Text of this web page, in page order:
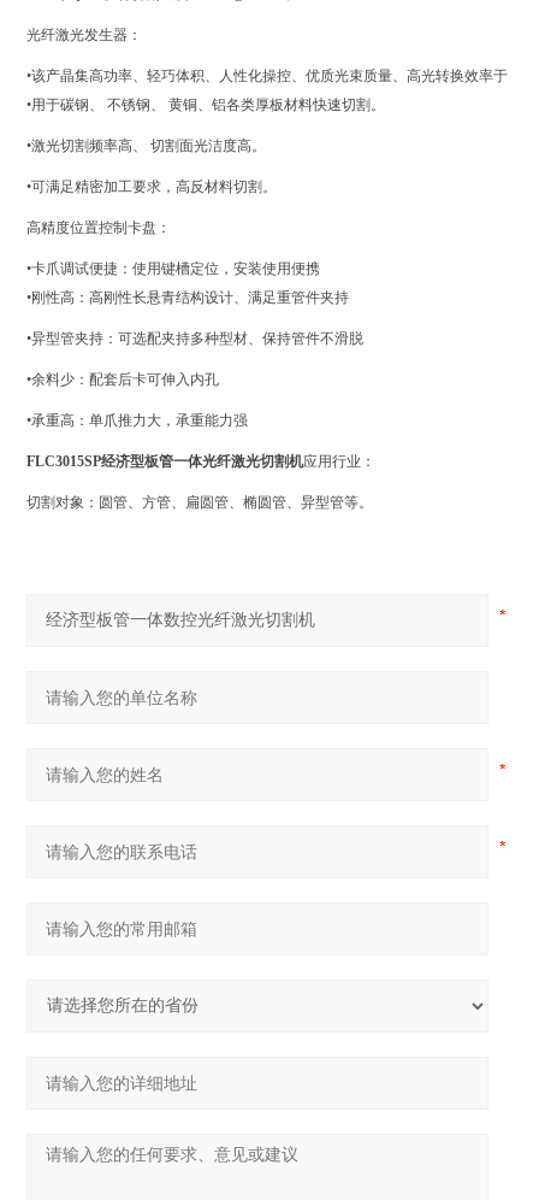
光纤激光发生器：
•该产晶集高功率、轻巧体积、人性化操控、优质光束质量、高光转换效率于
•用于碳钢、 不锈钢、 黄铜、铝各类厚板材料快速切割。
•激光切割频率高、 切割面光洁度高。
•可满足精密加工要求，高反材料切割。
高精度位置控制卡盘：
•卡爪调试便捷：使用键槽定位，安装使用便携
•刚性高：高刚性长悬青结构设计、满足重管件夹持
•异型管夹持：可选配夹持多种型材、保持管件不滑脱
•余料少：配套后卡可伸入内孔
•承重高：单爪推力大，承重能力强
FLC3015SP经济型板管一体光纤激光切割机应用行业：
切割对象：圆管、方管、扁圆管、椭圆管、异型管等。